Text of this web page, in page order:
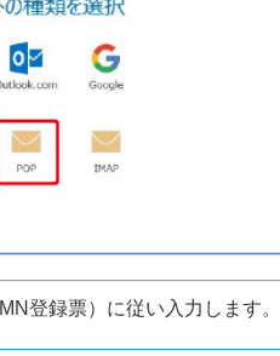
登録票）に従い入力します。